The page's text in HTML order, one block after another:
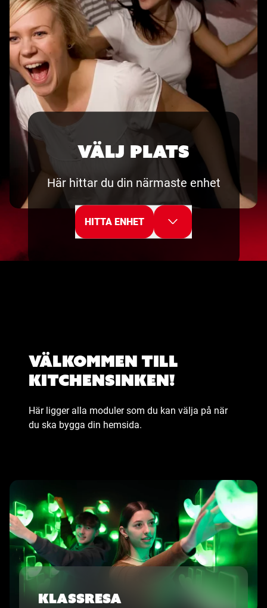
VÄLJ PLATS
Här hittar du din närmaste enhet
HITTA ENHET
Välkommen till
kitchensinken!
Här ligger alla moduler som du kan välja på när
du ska bygga din hemsida.
Klassresa